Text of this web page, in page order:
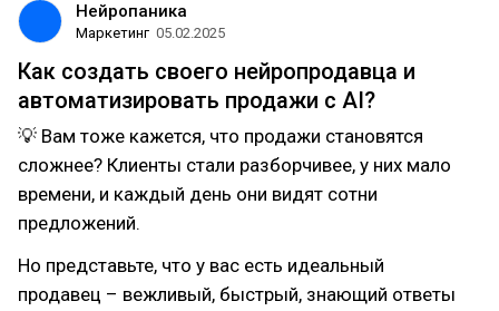
Нейропаника
Маркетинг 05.02.2025
Как создать своего нейропродавца и
автоматизировать продажи с AI?
💡 Вам тоже кажется, что продажи становятся
сложнее? Клиенты стали разборчивее, у них мало
времени, и каждый день они видят сотни
предложений.
Но представьте, что у вас есть идеальный
продавец – вежливый, быстрый, знающий ответы